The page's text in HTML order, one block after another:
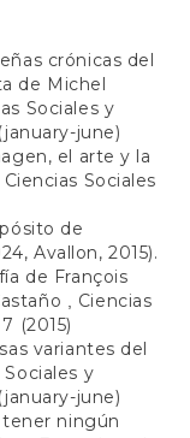
crónicas del
de Michel
Sociales y
june)
el arte y la
Ciencias Sociales
de
Avallon, 2015).
de François
, Ciencias
(2015)
variantes del
Sociales y
june)
ningún